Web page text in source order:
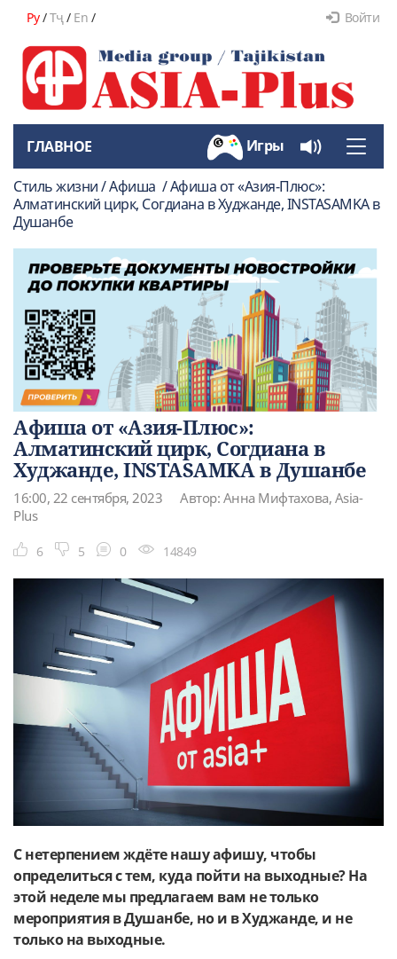
Ру/Тҷ/ En / Войти
Toggle
ГЛАВНОЕ Игры
Стиль жизни / Афиша / Афиша от «Азия-Плюс»:
Алматинский цирк, Согдиана в Худжанде, INSTASAMKA в
Душанбе
Афиша от «Азия-Плюс»:
Алматинский цирк, Согдиана в
Худжанде, INSTASAMKA в Душанбе
16:00, 22 сентября, 2023
Автор: Анна Мифтахова, Asia-
Plus
6 5 0 14849
С нетерпением ждёте нашу афишу, чтобы
определиться с тем, куда пойти на выходные? На
этой неделе мы предлагаем вам не только
мероприятия в Душанбе, но и в Худжанде, и не
только на выходные.